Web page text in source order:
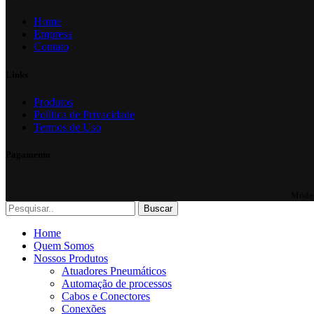
Home
Empresa
Contato
Produtos
Política de Privacidade
Termos de Uso
Buscar
Home
Quem Somos
Nossos Produtos
Atuadores Pneumáticos
Automação de processos
Cabos e Conectores
Conexões